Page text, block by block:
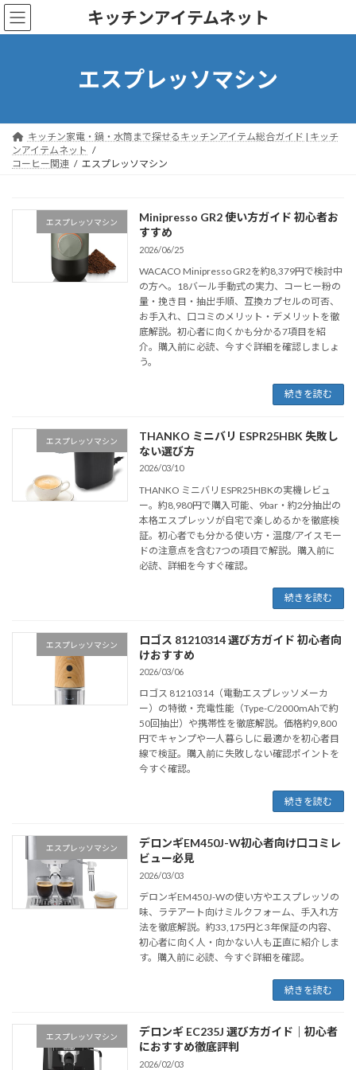
コ
ン
ナ
ビ
キッチンアイテムネット
エスプレッソマシン
キッチン家電・鍋・水筒まで探せるキッチンアイテム総合ガイド | キッチ
ンアイテムネット
コーヒー関連
エスプレッソマシン
エスプレッソマシン
Minipresso GR2 使い方ガイド 初心者お
すすめ
2026/06/25
WACACO Minipresso GR2を約8,379円で検討中
の方へ。18バール手動式の実力、コーヒー粉の
量・挽き目・抽出手順、互換カプセルの可否、
お手入れ、口コミのメリット・デメリットを徹
底解説。初心者に向くかも分かる7項目を紹
介。購入前に必読、今すぐ詳細を確認しましょ
う。
続きを読む
エスプレッソマシン
THANKO ミニバリ ESPR25HBK 失敗し
ない選び方
2026/03/10
THANKO ミニバリ ESPR25HBKの実機レビュ
ー。約8,980円で購入可能、9bar・約2分抽出の
本格エスプレッソが自宅で楽しめるかを徹底検
証。初心者でも分かる使い方・温度/アイスモー
ドの注意点を含む7つの項目で解説。購入前に
必読、詳細を今すぐ確認。
続きを読む
エスプレッソマシン
ロゴス 81210314 選び方ガイド 初心者向
けおすすめ
2026/03/06
ロゴス 81210314（電動エスプレッソメーカ
ー）の特徴・充電性能（Type-C/2000mAhで約
50回抽出）や携帯性を徹底解説。価格約9,800
円でキャンプや一人暮らしに最適かを初心者目
線で検証。購入前に失敗しない確認ポイントを
今すぐ確認。
続きを読む
エスプレッソマシン
デロンギEM450J-W初心者向け口コミレ
ビュー必見
2026/03/03
デロンギEM450J-Wの使い方やエスプレッソの
味、ラテアート向けミルクフォーム、手入れ方
法を徹底解説。約33,175円と3年保証の内容、
初心者に向く人・向かない人も正直に紹介しま
す。購入前に必読、今すぐ詳細を確認。
続きを読む
エスプレッソマシン
デロンギ EC235J 選び方ガイド｜初心者
におすすめ徹底評判
2026/02/03